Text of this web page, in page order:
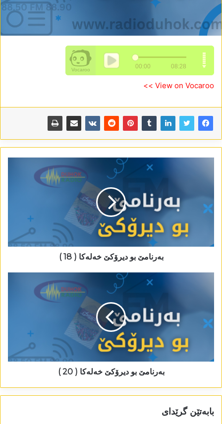
View on Vocaroo >>
بەرنامێ بو دیرۆکێ خەلەکا ( 18 )
بەرنامێ بو دیرۆکێ خەلەکا ( 20 )
بابەتێن گرێدای